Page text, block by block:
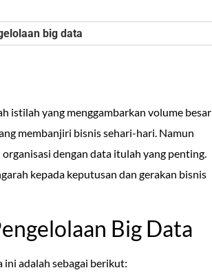
istilah yang menggambarkan volume besar
membanjiri bisnis sehari-hari. Namun
dengan data itulah yang penting.
kepada keputusan dan gerakan bisnis
Big Data
adalah sebagai berikut: